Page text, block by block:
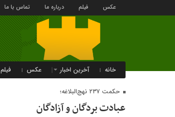
عکس فیلم درباره ما تماس با ما
خانه آخرین اخبار عکس فیلم
حکمت ۲۳۷ نهج‌البلاغه؛
عبادت بردگان و آزادگان